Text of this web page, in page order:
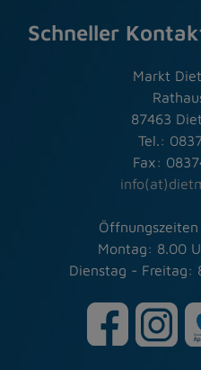
Schneller
Markt
87463
Tel.:
Fax:
Montag: 8.00
Dienstag - Freitag: